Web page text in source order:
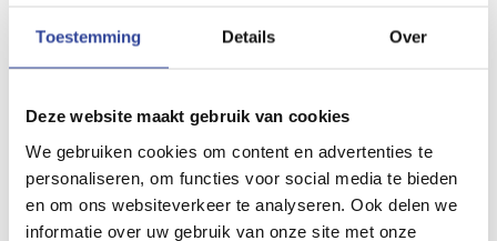
Toestemming Details Over
Deze website maakt gebruik van cookies
We gebruiken cookies om content en advertenties te
personaliseren, om functies voor social media te bieden
en om ons websiteverkeer te analyseren. Ook delen we
informatie over uw gebruik van onze site met onze
350x180 cm (LxBxH)
Maatvoering (uitwendig)